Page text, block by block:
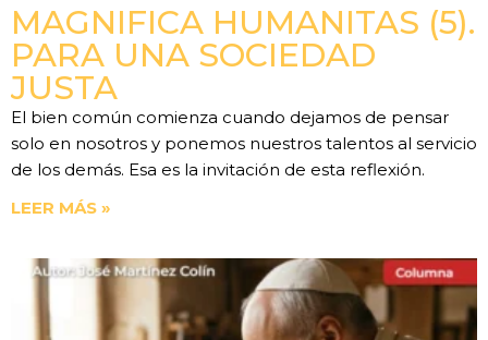
MAGNIFICA HUMANITAS (5).
PARA UNA SOCIEDAD
JUSTA
El bien común comienza cuando dejamos de pensar
solo en nosotros y ponemos nuestros talentos al servicio
de los demás. Esa es la invitación de esta reflexión.
LEER MÁS »